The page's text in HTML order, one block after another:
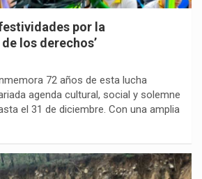
por la
los derechos’
72 años de esta lucha
agenda cultural, social y solemne
el 31 de diciembre. Con una amplia